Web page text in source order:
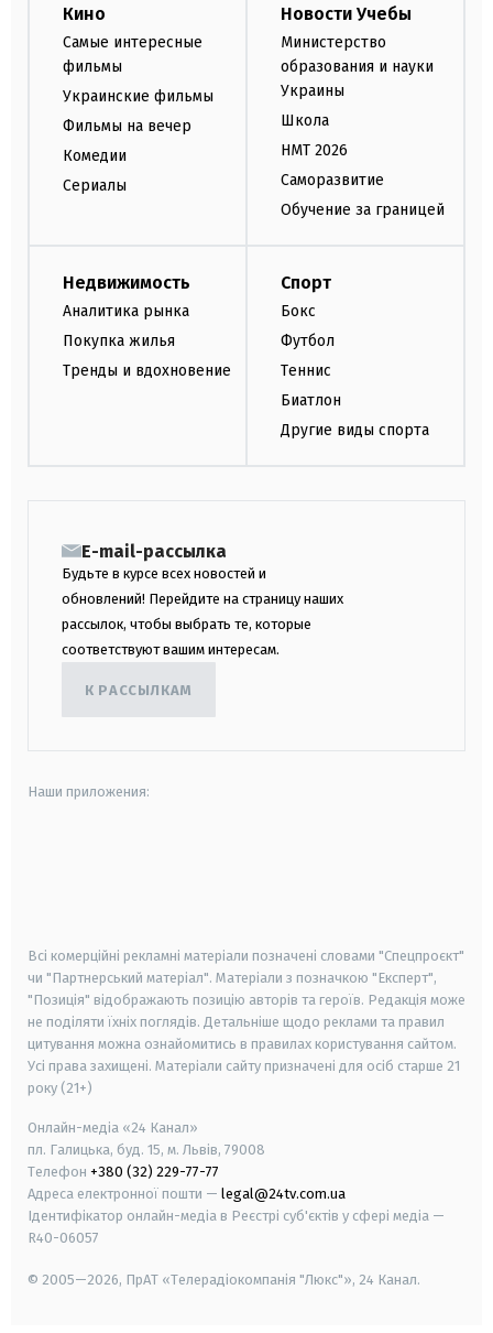
Кино
Самые интересные
фильмы
Украинские фильмы
Фильмы на вечер
Комедии
Сериалы
Новости Учебы
Министерство
образования и науки
Украины
Школа
НМТ 2026
Саморазвитие
Обучение за границей
Недвижимость
Аналитика рынка
Покупка жилья
Тренды и вдохновение
Спорт
Бокс
Футбол
Теннис
Биатлон
Другие виды спорта
E-mail-рассылка
Будьте в курсе всех новостей и
обновлений! Перейдите на страницу наших
рассылок, чтобы выбрать те, которые
соответствуют вашим интересам.
К РАССЫЛКАМ
Наши приложения:
Всі комерційні рекламні матеріали позначені словами "Спецпроєкт"
чи "Партнерський матеріал". Матеріали з позначкою "Експерт",
"Позиція" відображають позицію авторів та героїв. Редакція може
не поділяти їхніх поглядів. Детальніше щодо реклами та правил
цитування можна ознайомитись в правилах користування сайтом.
Усі права захищені. Матеріали сайту призначені для осіб старше 21
року (21+)
Онлайн-медіа «24 Канал»
пл. Галицька, буд. 15, м. Львів, 79008
Телефон +380 (32) 229-77-77
Адреса електронної пошти — legal@24tv.com.ua
Ідентифікатор онлайн-медіа в Реєстрі суб'єктів у сфері медіа —
R40-06057
© 2005—2026, ПрАТ «Телерадіокомпанія "Люкс"», 24 Канал.